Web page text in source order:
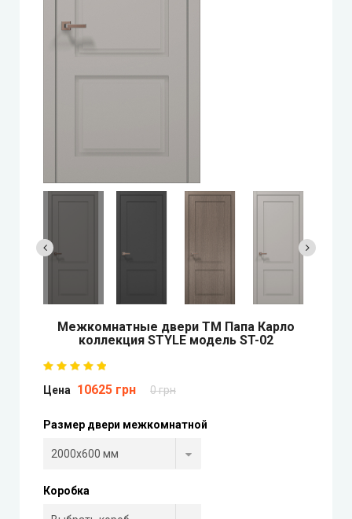
Экодверка (из массива сосны)
StilDoors (СтилДорс)
BRAMA (Брама)
OMEGA (Омега)
MSDoors (МСДорс)
KFD (КФД)
LUXDOORS (ЛюксДорс)
Межкомнатные двери ТМ Папа Карло
коллекция STYLE модель ST-02
Цена 10625 грн 0 грн
Размер двери межкомнатной
Коробка